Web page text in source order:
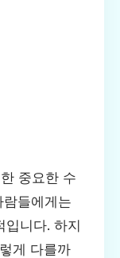
중요한 수
들에게는
입니다. 하지
게 다를까